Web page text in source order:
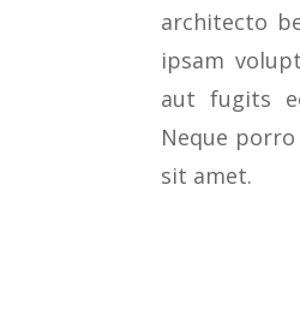
architecto
ipsam
aut fugits
Neque
sit amet.